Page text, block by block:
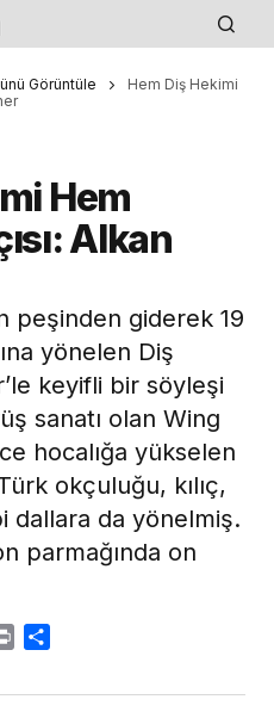
Görüntüle
Hem Diş Hekimi
Hem
Alkan
peşinden giderek 19
yönelen Diş
keyifli bir söyleşi
sanatı olan Wing
hocalığa yükselen
okçuluğu, kılıç,
dallara da yönelmiş.
parmağında on
Print